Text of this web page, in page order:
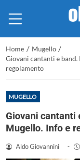
Home / Mugello /
Giovani cantanti e
regolamento
MUGELLO
Giovani cantanti
Mugello. Info e
Aldo Giovannini -